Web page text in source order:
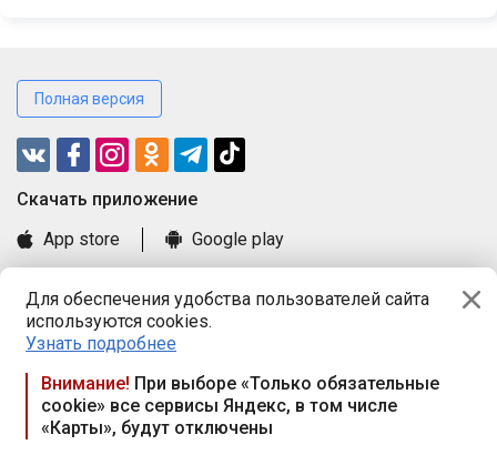
Для обеспечения удобства пользователей сайта
используются cookies.
Узнать подробнее
Внимание! При выборе «Только обязательные
cookie» все сервисы Яндекс, в том числе
«Карты», будут отключены
Полная версия
Cкачать приложение
App store
Google play
Книга замечаний и предложений
Правила и документы
Praca.by © 2000—2026, ООО «ПРАЦА БАЙ»
Республика Беларусь, 220114, г. Минск, пр-т Независимости
117а, пом. № 9.